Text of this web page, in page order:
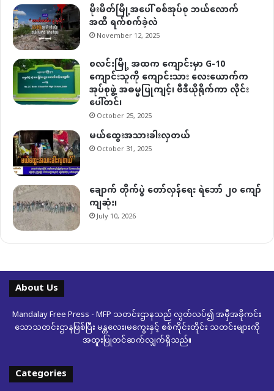
မိုးမိတ်မြို့အပေါ် စစ်အုပ်စု ဘယ်လောက်
အထိ ရက်စက်ခဲ့လဲ
November 12, 2025
စလင်းမြို့ အထက ကျောင်းမှာ G-10
ကျောင်းသူကို ကျောင်းသား လေးယောက်က
အုပ်စုဖွဲ့ အဓမ္မပြုကျင့်၊ ဗီဒီယိုရိုက်ကာ လိုင်း
ပေါ်တင်၊
October 25, 2025
မယ်ထွေးအသားခါးလှတယ်
October 31, 2025
ချောက် တိုက်ပွဲ တော်လှန်ရေး ရဲဘော် ၂၀ ကျော်
ကျဆုံး၊
July 10, 2026
About Us
Mandalay Free Press - MFP သတင်းဌာနသည် လွတ်လပ်၍ အမှီအခိုကင်း
သောသတင်းဌာနဖြစ်ပြီး မန္တလေး၊မကွေးနှင့် စစ်ကိုင်းတိုင်း သတင်းများကို
အထူးပြုတင်ဆက်လျှက်ရှိသည်။
Categories